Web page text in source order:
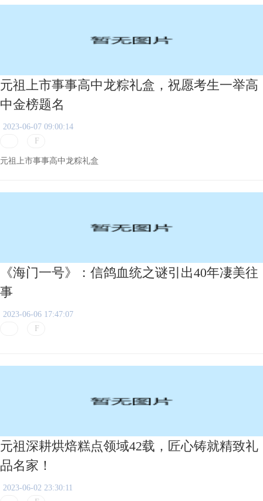
元祖上市事事高中龙粽礼盒，祝愿考生一举高
中金榜题名
2023-06-07 09:00:14
元祖上市事事高中龙粽礼盒
《海门一号》：信鸽血统之谜引出40年凄美往
事
2023-06-06 17:47:07
元祖深耕烘焙糕点领域42载，匠心铸就精致礼
品名家！
2023-06-02 23:30:11